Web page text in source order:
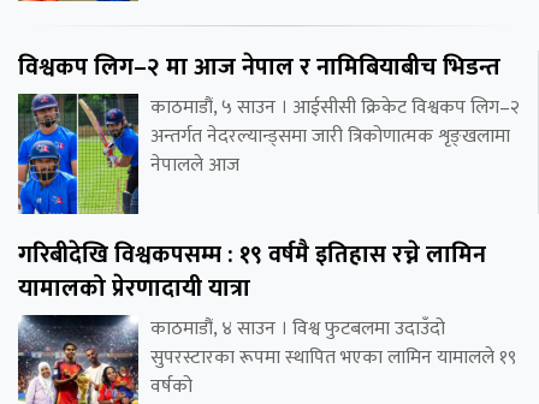
विश्वकप लिग–२ मा आज नेपाल र नामिबियाबीच भिडन्त
काठमाडौं, ५ साउन । आईसीसी क्रिकेट विश्वकप लिग–२
अन्तर्गत नेदरल्यान्ड्समा जारी त्रिकोणात्मक शृङ्खलामा
नेपालले आज
गरिबीदेखि विश्वकपसम्म : १९ वर्षमै इतिहास रच्ने लामिन
यामालको प्रेरणादायी यात्रा
काठमाडौं, ४ साउन । विश्व फुटबलमा उदाउँदो
सुपरस्टारका रूपमा स्थापित भएका लामिन यामालले १९
वर्षको